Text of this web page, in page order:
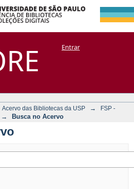
no Acervo
+ CoriscoEntrar
Acervo das Bibliotecas da USP →
FSP -
→ Busca no Acervo